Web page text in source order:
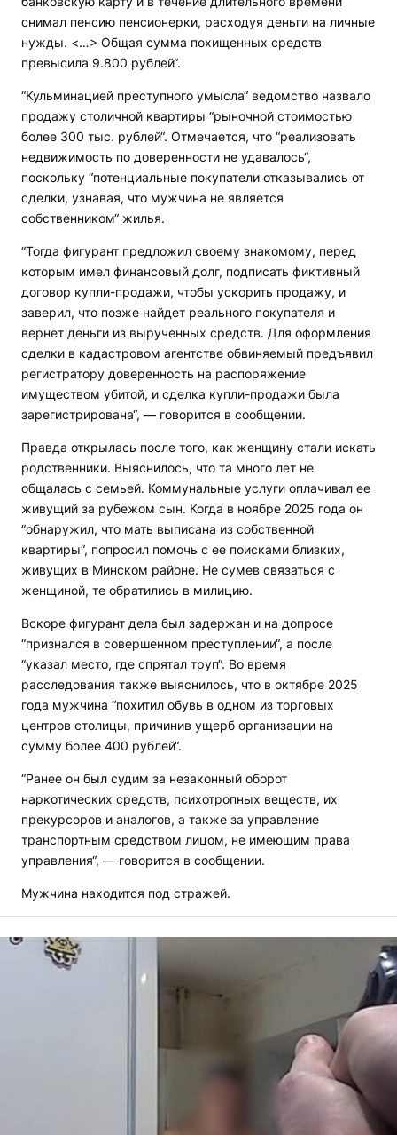
снимал пенсию пенсионерки, расходуя деньги на личные
нужды. <…> Общая сумма похищенных средств
превысила 9.800 рублей“.
“Кульминацией преступного умысла“ ведомство назвало
продажу столичной квартиры “рыночной стоимостью
более 300 тыс. рублей“. Отмечается, что “реализовать
недвижимость по доверенности не удавалось“,
поскольку “потенциальные покупатели отказывались от
сделки, узнавая, что мужчина не является
собственником“ жилья.
“Тогда фигурант предложил своему знакомому, перед
которым имел финансовый долг, подписать фиктивный
договор купли-продажи, чтобы ускорить продажу, и
заверил, что позже найдет реального покупателя и
вернет деньги из вырученных средств. Для оформления
сделки в кадастровом агентстве обвиняемый предъявил
регистратору доверенность на распоряжение
имуществом убитой, и сделка купли-продажи была
зарегистрирована“, — говорится в сообщении.
Правда открылась после того, как женщину стали искать
родственники. Выяснилось, что та много лет не
общалась с семьей. Коммунальные услуги оплачивал ее
живущий за рубежом сын. Когда в ноябре 2025 года он
“обнаружил, что мать выписана из собственной
квартиры“, попросил помочь с ее поисками близких,
живущих в Минском районе. Не сумев связаться с
женщиной, те обратились в милицию.
Вскоре фигурант дела был задержан и на допросе
“признался в совершенном преступлении“, а после
“указал место, где спрятал труп“. Во время
расследования также выяснилось, что в октябре 2025
года мужчина “похитил обувь в одном из торговых
центров столицы, причинив ущерб организации на
сумму более 400 рублей“.
“Ранее он был судим за незаконный оборот
наркотических средств, психотропных веществ, их
прекурсоров и аналогов, а также за управление
транспортным средством лицом, не имеющим права
управления“, — говорится в сообщении.
Мужчина находится под стражей.